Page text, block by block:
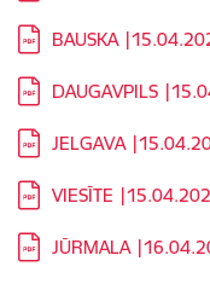
Lejupielādēt:
BAUSKA
Lejupielādēt:
DAUGAVPILS
Lejupielādēt:
JELGAVA
Lejupielādēt:
VIESĪTE
Lejupielādēt:
JŪRMALA